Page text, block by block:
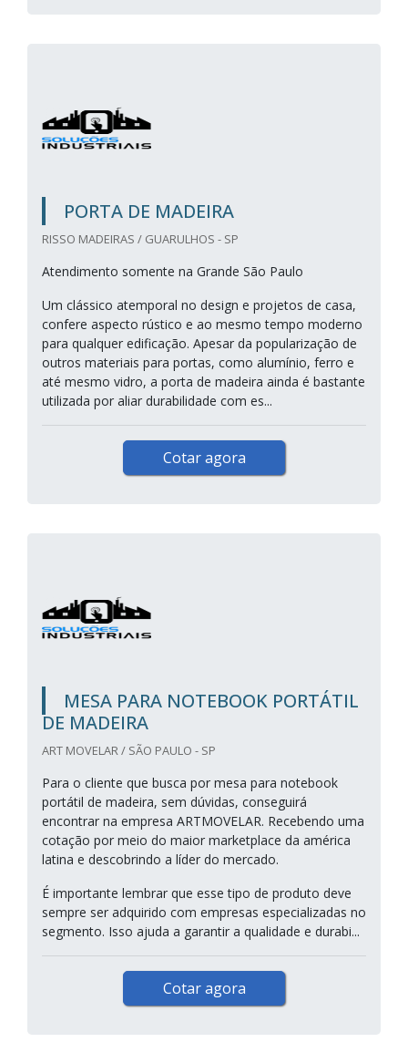
PORTA DE MADEIRA
RISSO MADEIRAS / GUARULHOS - SP
Atendimento somente na Grande São Paulo
Um clássico atemporal no design e projetos de casa,
confere aspecto rústico e ao mesmo tempo moderno
para qualquer edificação. Apesar da popularização de
outros materiais para portas, como alumínio, ferro e
até mesmo vidro, a porta de madeira ainda é bastante
utilizada por aliar durabilidade com es...
Cotar agora
MESA PARA NOTEBOOK PORTÁTIL
DE MADEIRA
ART MOVELAR / SÃO PAULO - SP
Para o cliente que busca por mesa para notebook
portátil de madeira, sem dúvidas, conseguirá
encontrar na empresa ARTMOVELAR. Recebendo uma
cotação por meio do maior marketplace da américa
latina e descobrindo a líder do mercado.
É importante lembrar que esse tipo de produto deve
sempre ser adquirido com empresas especializadas no
segmento. Isso ajuda a garantir a qualidade e durabi...
Cotar agora